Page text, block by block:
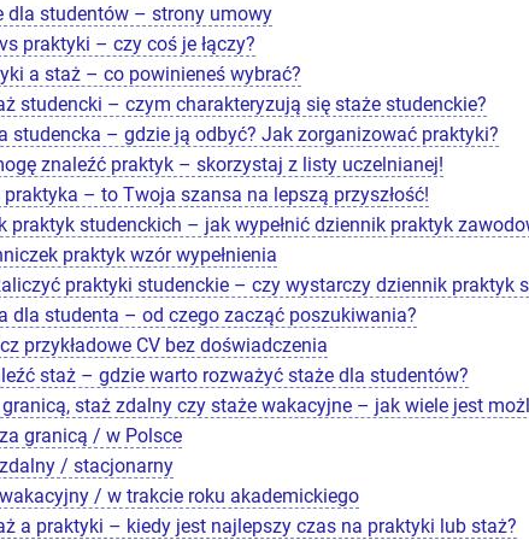
dla studentów – strony umowy
praktyki – czy coś je łączy?
a staż – co powinieneś wybrać?
studencki – czym charakteryzują się staże studenckie?
studencka – gdzie ją odbyć? Jak zorganizować praktyki?
znaleźć praktyk – skorzystaj z listy uczelnianej!
praktyka – to Twoja szansa na lepszą przyszłość!
praktyk studenckich – jak wypełnić dziennik praktyk
praktyk wzór wypełnienia
praktyki studenckie – czy wystarczy dziennik praktyk
dla studenta – od czego zacząć poszukiwania?
przykładowe CV bez doświadczenia
staż – gdzie warto rozważyć staże dla studentów?
staż zdalny czy staże wakacyjne – jak wiele jest
granicą / w Polsce
/ stacjonarny
/ w trakcie roku akademickiego
a praktyki – kiedy jest najlepszy czas na praktyki lub staż?